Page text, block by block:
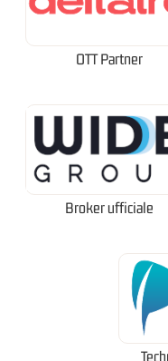
OTT Partner
Broker ufficiale